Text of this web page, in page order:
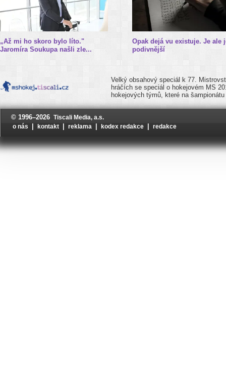
„Až mi ho skoro bylo líto."
Jaromíra Soukupa našli zle...
Opak dejá vu existuje. Je ale
podivnější
Velký obsahový speciál k 77.
hráčích se speciál o hokejovém MS
hokejových týmů, které na
© 1996–2026 Tiscali Media, a.s.
o nás
| kontakt | reklama | kodex redakce | redakce